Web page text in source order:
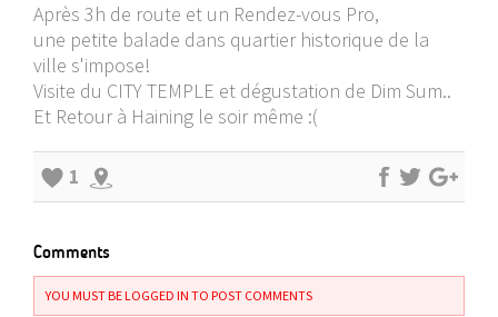
Après 3h de route et un Rendez-vous Pro,
une petite balade dans quartier historique de la
ville s'impose!
Visite du CITY TEMPLE et dégustation de Dim Sum..
Et Retour à Haining le soir même :(
1
Comments
YOU MUST BE LOGGED IN TO POST COMMENTS